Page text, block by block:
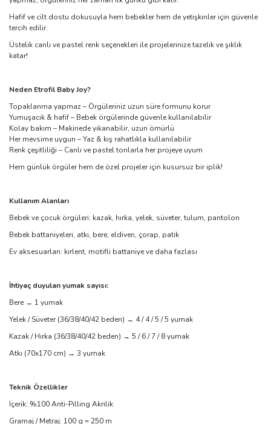
Hafif ve cilt dostu dokusuyla hem bebekler hem de yetişkinler için güvenle
tercih edilir.
Üstelik canlı ve pastel renk seçenekleri ile projelerinize tazelik ve şıklık
katar!
Neden Etrofil Baby Joy?
Topaklanma yapmaz – Örgüleriniz uzun süre formunu korur
Yumuşacık & hafif – Bebek örgülerinde güvenle kullanılabilir
Kolay bakım – Makinede yıkanabilir, uzun ömürlü
Her mevsime uygun – Yaz & kış rahatlıkla kullanılabilir
Renk çeşitliliği – Canlı ve pastel tonlarla her projeye uyum
Hem günlük örgüler hem de özel projeler için kusursuz bir iplik!
Kullanım Alanları
Bebek ve çocuk örgüleri: kazak, hırka, yelek, süveter, tulum, pantolon
Bebek battaniyeleri, atkı, bere, eldiven, çorap, patik
Ev aksesuarları: kırlent, motifli battaniye ve daha fazlası
İhtiyaç duyulan yumak sayısı:
Bere → 1 yumak
Yelek / Süveter (36/38/40/42 beden) → 4 / 4 / 5 / 5 yumak
Kazak / Hırka (36/38/40/42 beden) → 5 / 6 / 7 / 8 yumak
Atkı (70x170 cm) → 3 yumak
Teknik Özellikler
İçerik: %100 Anti-Pilling Akrilik
Gramaj / Metraj: 100 g = 250 m